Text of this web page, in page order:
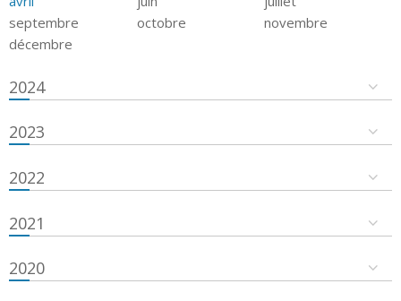
septembre
octobre
novembre
décembre
2024
2023
2022
2021
2020